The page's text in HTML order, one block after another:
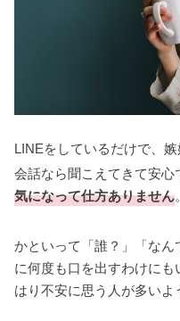
LINEをしているだけで、
会話なら聞こえてきて安心
気になって仕方ありません。
かといって「誰？」「なん
に何度も口を出すわけに
はり不安に思う人が多いよ